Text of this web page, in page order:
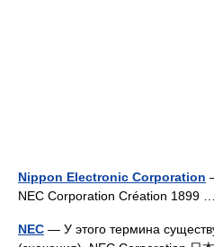
Nippon Electronic Corporation
NEC Corporation Création 1899
NEC — У этого термина